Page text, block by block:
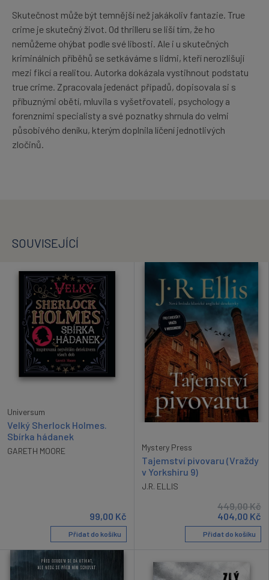
Skutečnost může být temnější než jakákoliv fantazie. True
crime je skutečný život. Od thrilleru se liší tím, že ho
nemůžeme ohýbat podle své libosti. Ale i u skutečných
kriminálních příběhů se setkáváme s lidmi, kteří nerozlišují
mezi fikcí a realitou. Autorka dokázala vystihnout podstatu
true crime. Zpracovala jedenáct případů, dopisovala si s
příbuznými obětí, mluvila s vyšetřovateli, psychology a
forenzními specialisty a své poznatky shrnula do velmi
působivého deníku, kterým doplnila líčení jednotlivých
zločinů.
SOUVISEJÍCÍ
Universum
Velký Sherlock Holmes.
Sbírka hádanek
GARETH MOORE
99,00 Kč
Přidat do košíku
Mystery Press
Tajemství pivovaru (Vraždy
v Yorkshiru 9)
J.R. ELLIS
449,00Kč
404,00 Kč
Přidat do košíku